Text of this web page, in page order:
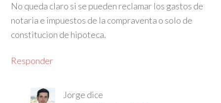
No queda claro si se pueden reclamar los gastos de
notaria e impuestos de la compraventa o solo de
constitucion de hipoteca.
Responder
Jorge dice